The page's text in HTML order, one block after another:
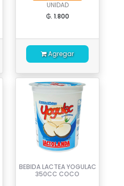
UNIDAD
₲. 1.800
Agregar
BEBIDA LACTEA YOGULAC
350CC COCO